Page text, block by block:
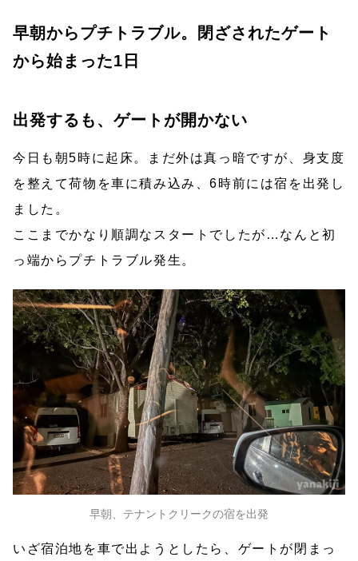
早朝からプチトラブル。閉ざされたゲート
から始まった1日
出発するも、ゲートが開かない
今日も朝5時に起床。まだ外は真っ暗ですが、身支度
を整えて荷物を車に積み込み、6時前には宿を出発し
ました。
ここまでかなり順調なスタートでしたが…なんと初
っ端からプチトラブル発生。
早朝、テナントクリークの宿を出発
いざ宿泊地を車で出ようとしたら、ゲートが閉まっ